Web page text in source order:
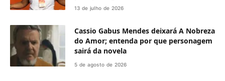
13 de julho de 2026
Cassio Gabus Mendes deixará A Nobreza
do Amor; entenda por que personagem
sairá da novela
5 de agosto de 2026